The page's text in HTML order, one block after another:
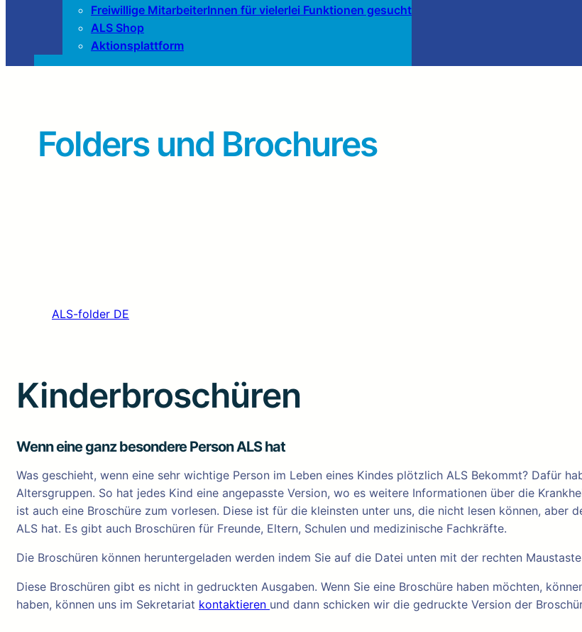
Freiwillige MitarbeiterInnen für vielerlei Funktionen gesucht
ALS Shop
Aktionsplattform
Folders und Brochures
ALS-folder DE
Kinderbroschüren
Wenn eine ganz besondere Person ALS hat
Was geschieht, wenn eine sehr wichtige Person im Leben eines Kindes plötzlich ALS Bekommt? Dafür
Altersgruppen. So hat jedes Kind eine angepasste Version, wo es weitere Informationen über die
ist auch eine Broschüre zum vorlesen. Diese ist für die kleinsten unter uns, die nicht lesen können, aber
ALS hat. Es gibt auch Broschüren für Freunde, Eltern, Schulen und medizinische Fachkräfte.
Die Broschüren können heruntergeladen werden indem Sie auf die Datei unten mit der rechten
Diese Broschüren gibt es nicht in gedruckten Ausgaben. Wenn Sie eine Broschüre haben möchten,
haben, können uns im Sekretariat kontaktieren und dann schicken wir die gedruckte Version der